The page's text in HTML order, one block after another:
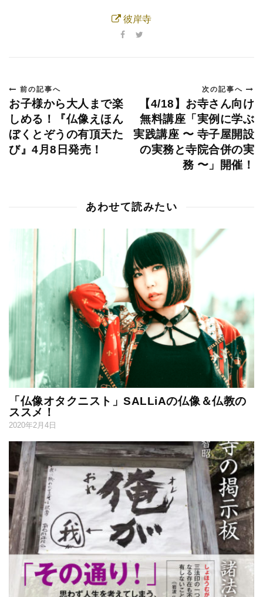
彼岸寺
前の記事へ
お子様から大人まで楽
しめる！『仏像えほん
ぼくとぞうの有頂天た
び』4月8日発売！
次の記事へ
【4/18】お寺さん向け
無料講座「実例に学ぶ
実践講座 〜 寺子屋開設
の実務と寺院合併の実
務 〜」開催！
あわせて読みたい
「仏像オタクニスト」SALLiAの仏像＆仏教の
ススメ！
2020年2月4日